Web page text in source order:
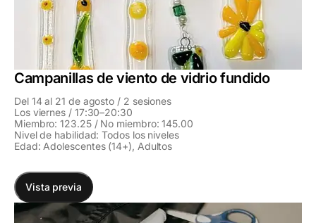
Campanillas de viento de vidrio fundido
Del 14 al 21 de agosto / 2 sesiones
Los viernes / 17:30–20:30
Miembro: 123.25 / No miembro: 145.00
Nivel de habilidad: Todos los niveles
Edad: Adolescentes (14+), Adultos
Vista previa